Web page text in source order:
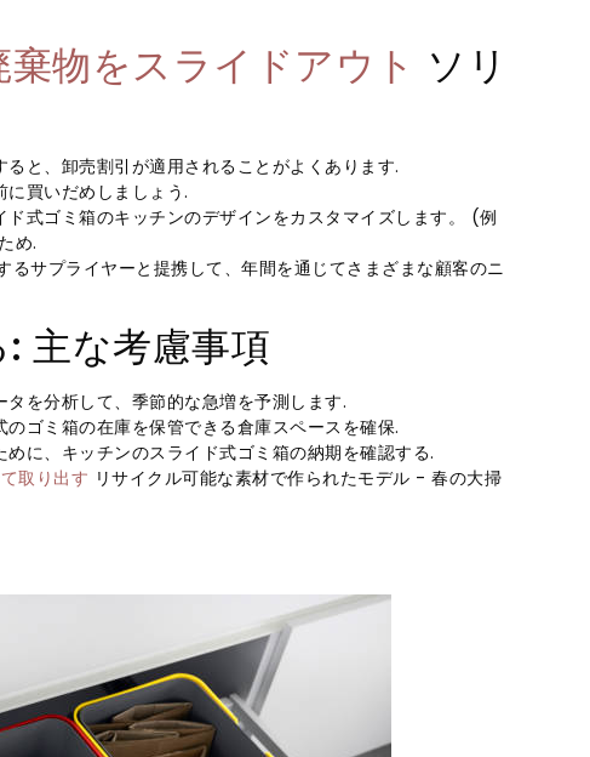
棄物をスライドアウト ソリ
と、卸売割引が適用されることがよくあります.
買いだめしましょう.
式ゴミ箱のキッチンのデザインをカスタマイズします。 (例
め.
サプライヤーと提携して、年間を通じてさまざまな顧客のニ
主な考慮事項
を分析して、季節的な急増を予測します.
ゴミ箱の在庫を保管できる倉庫スペースを確保.
に、キッチンのスライド式ゴミ箱の納期を確認する.
取り出す リサイクル可能な素材で作られたモデル - 春の大掃